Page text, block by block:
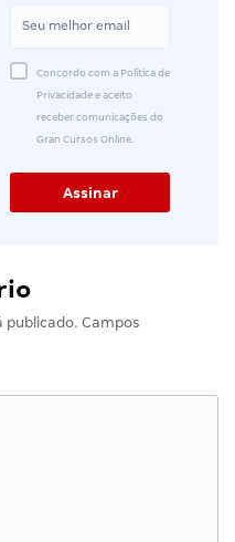
Concordo com a Política de
Privacidade e aceito
receber comunicações do
Gran Cursos Online.
publicado. Campos